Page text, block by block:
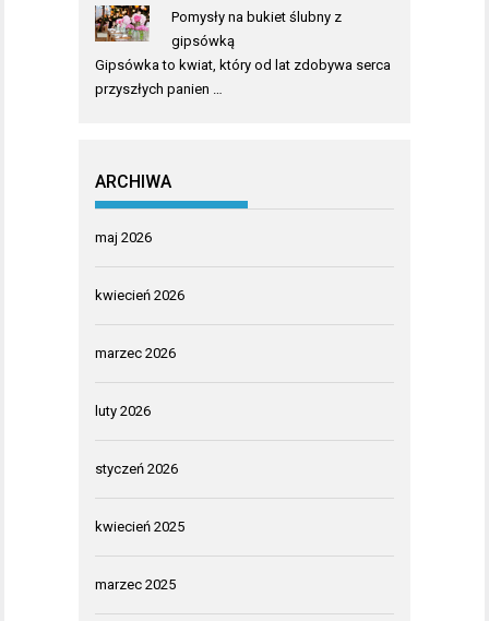
Pomysły na bukiet ślubny z
gipsówką
Gipsówka to kwiat, który od lat zdobywa serca
przyszłych panien …
ARCHIWA
maj 2026
kwiecień 2026
marzec 2026
luty 2026
styczeń 2026
kwiecień 2025
marzec 2025